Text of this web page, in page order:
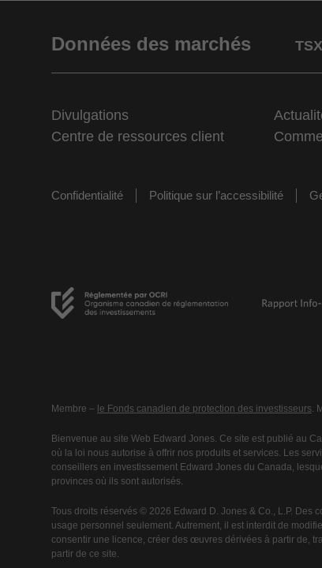
Données des marchés TSX
Divulgations
Centre de ressources client
Confidentialité Politique sur l’accessibilité
Membre – le Fonds canadien de protection des investisseurs.
Bienvenue au site Web Edward Jones. Ce site est publié au
où la loi nous autorise à offrir nos produits et services. Les
conseillers en investissement Edward Jones du Canada,
provinces où ils sont autorisés.
Tous droits réservés © 2026 Edward D. Jones & Co., L.P.
usage personnel seulement. Autrement, il est interdit de
consentir une licence, créer des œuvres dérivées à partir de,
partir de ce site.